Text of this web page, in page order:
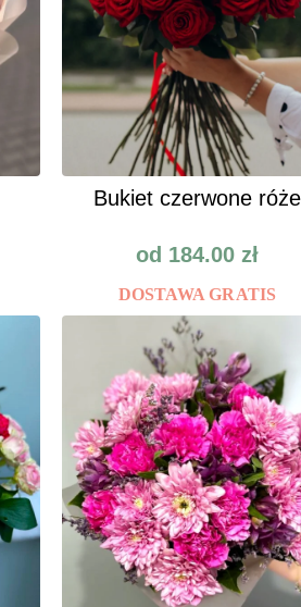
Bukiet czerwone róże
od 184.00 zł
DOSTAWA GRATIS